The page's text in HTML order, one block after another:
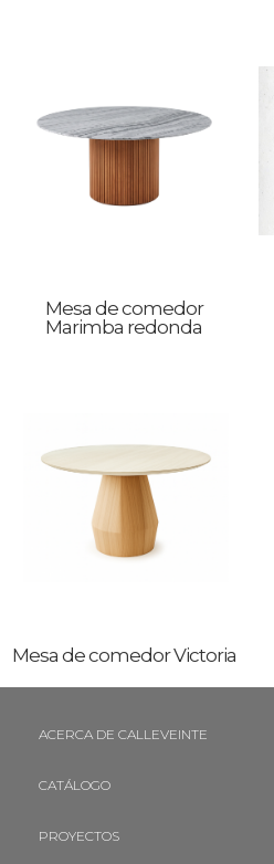
Mesa de comedor
Marimba redonda
Mesa de comedor Victoria
ACERCA DE CALLEVEINTE
CATÁLOGO
PROYECTOS